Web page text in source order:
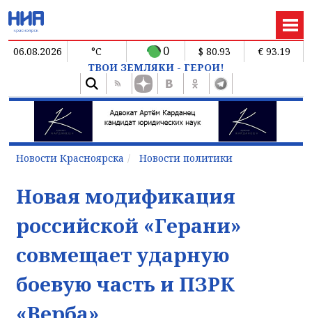
06.08.2026 °C 0 $ 80.93
€ 93.19
ТВОИ ЗЕМЛЯКИ - ГЕРОИ!
Новости Красноярска Новости политики
Новая модификация
российской «Герани»
совмещает ударную
боевую часть и ПЗРК